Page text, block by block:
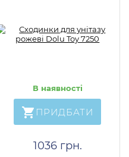
В наявності
ПРИДБАТИ
1036 грн.